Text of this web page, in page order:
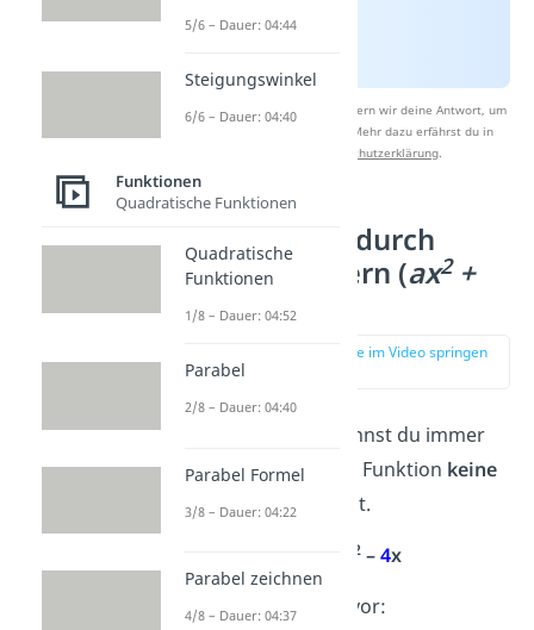
Nach Beantwortung speichern wir deine Antwort, um
Studyflix zu verbessern. Mehr dazu erfährst du in
Datenschutzerklärung.
Nullstellen durch
Ausklammern (ax2+
bx)
zur Stelle im Video springen
kannst du immer
dann, wenn deine Funktion keine
Zahl ohne x
) hat.
2 –4x
Hier gehst du so vor:
5/6 – Dauer: 04:44
Steigungswinkel
6/6 – Dauer: 04:40
Funktionen
Quadratische Funktionen
Quadratische
Funktionen
1/8 – Dauer: 04:52
Parabel
2/8 – Dauer: 04:40
Parabel Formel
3/8 – Dauer: 04:22
Parabel zeichnen
4/8 – Dauer: 04:37